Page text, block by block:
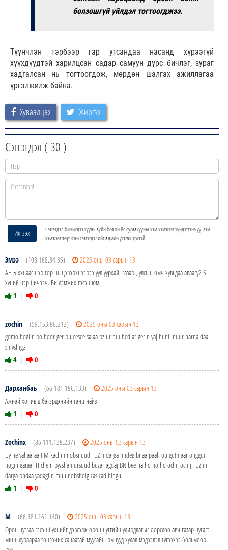
болзошгүй үйлдэл тогтоогджээ.
Түүнчлэн тэрбээр гар утсандаа насанд хүрээгүй
хүүхдүүдтэй харилцсан садар самуун дүрс бичлэг, зураг
хадгалсан нь тогтоогдож, мөрдөн шалгах ажиллагаа
үргэлжилж байна.
Хуваалцах Жиргэх
Сэтгэгдэл ( 30 )
Илгээх
Сэтгэгдэл бичихдээ хууль зүйн болон ёс суртахууны хэм хэмжээг хүндэтгэнэ үү. Хэм
хэмжээг зөрчсөн сэтгэгдэлийг админ устгах эрхтэй.
Эмээ (103.168.34.35)
2025 оны 03 сарын 13
АН Ыххнаас нэр төр нь цэвэрхнээрээ уул уурхай, газар , улсын өмч хувьдаа аваагүй 5
хүний нэр бичээч. Би дэмжих гэсэн юм
1 | 0
zochin (59.153.86.212)
2025 оны 03 сарын 13
gomo hogiin bolhoor ger buleesee salaa bz.ur huuhed ar ger n yaj hunii nuur harna daa
shivshig2
4 | 0
Дарханбаь (66.181.186.133)
2025 оны 03 сарын 13
Ажнай хочиь д.батэрдэнийн ганц найз
1 | 0
Zochinх (86.111.138.237)
2025 оны 03 сарын 13
Uy ne yahaaraa IIM kachin nobsnuud TUZ n darga hiideg bnaa.paah ou gutmaar oliggui
hogin garaar Hichem byzshan ursuud buzarlagdaj BN bee ha ho ho ho ochij ochij TUZ in
darga bhdaa yadagiin muu nobshoig zas zad hingul
1 | 0
М (66.181.161.140)
2025 оны 03 сарын 13
Орон нутгаа гэсэн бүхнийг дэвсэлж орон нутгийн удирдлагыг өөрсдөө авч газар нутагт
минь дураараа тонгочих санаатай муусайн юмнууд худал мэдээлэл түгээхээ больмоор